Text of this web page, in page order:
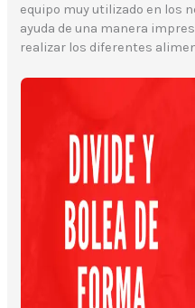
equipo muy utilizado en los
ayuda de una manera
realizar los diferentes